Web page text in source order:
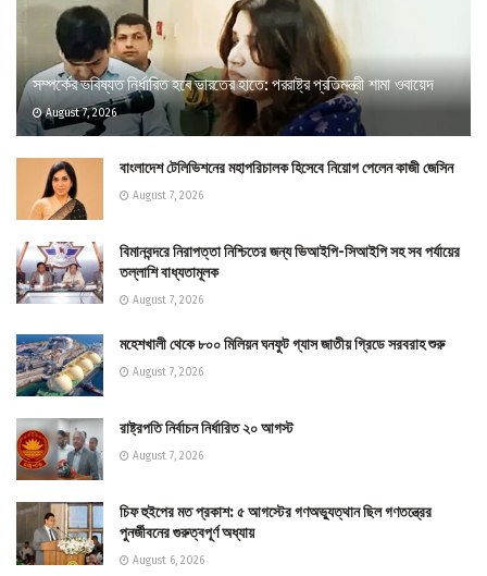
সম্পর্কের ভবিষ্যত নির্ধারিত হবে ভারতের হাতে: পররাষ্ট্র প্রতিমন্ত্রী শামা ওবায়েদ
August 7, 2026
বাংলাদেশ টেলিভিশনের মহাপরিচালক হিসেবে নিয়োগ পেলেন কাজী জেসিন
August 7, 2026
বিমানবন্দরে নিরাপত্তা নিশ্চিতের জন্য ভিআইপি-সিআইপি সহ সব পর্যায়ের
তল্লাশি বাধ্যতামূলক
August 7, 2026
মহেশখালী থেকে ৮০০ মিলিয়ন ঘনফুট গ্যাস জাতীয় গ্রিডে সরবরাহ শুরু
August 7, 2026
রাষ্ট্রপতি নির্বাচন নির্ধারিত ২০ আগস্ট
August 7, 2026
চিফ হুইপের মত প্রকাশ: ৫ আগস্টের গণঅভ্যুত্থান ছিল গণতন্ত্রের
পুনর্জীবনের গুরুত্বপূর্ণ অধ্যায়
August 6, 2026